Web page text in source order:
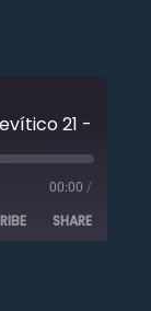
21 - Abril
00:00 /
SHARE